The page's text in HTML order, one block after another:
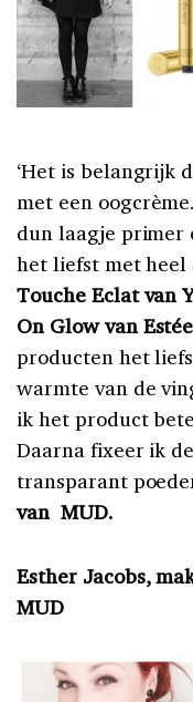
‘Het is belangrijk
met een
dun laagje primer
het liefst met heel
Touche Eclat van
On Glow van
producten het
warmte van de
ik het product
Daarna fixeer ik
transparant
van MUD.
Esther Jacobs,
MUD